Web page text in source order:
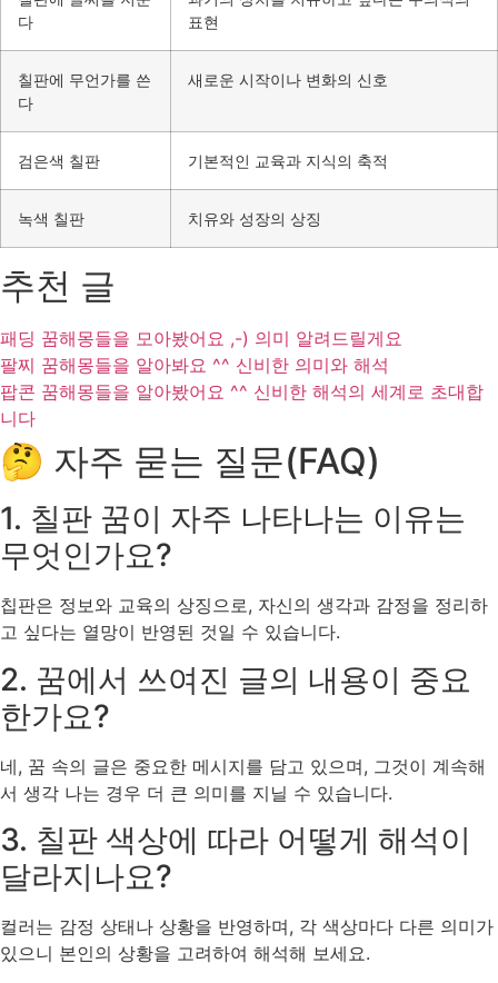
다
표현
칠판에 무언가를 쓴
다
새로운 시작이나 변화의 신호
검은색 칠판 기본적인 교육과 지식의 축적
녹색 칠판 치유와 성장의 상징
추천 글
패딩 꿈해몽들을 모아봤어요 ,-) 의미 알려드릴게요
팔찌 꿈해몽들을 알아봐요 ^^ 신비한 의미와 해석
팝콘 꿈해몽들을 알아봤어요 ^^ 신비한 해석의 세계로 초대합
니다
🤔 자주 묻는 질문(FAQ)
1. 칠판 꿈이 자주 나타나는 이유는
무엇인가요?
칩판은 정보와 교육의 상징으로, 자신의 생각과 감정을 정리하
고 싶다는 열망이 반영된 것일 수 있습니다.
2. 꿈에서 쓰여진 글의 내용이 중요
한가요?
네, 꿈 속의 글은 중요한 메시지를 담고 있으며, 그것이 계속해
서 생각 나는 경우 더 큰 의미를 지닐 수 있습니다.
3. 칠판 색상에 따라 어떻게 해석이
달라지나요?
컬러는 감정 상태나 상황을 반영하며, 각 색상마다 다른 의미가
있으니 본인의 상황을 고려하여 해석해 보세요.